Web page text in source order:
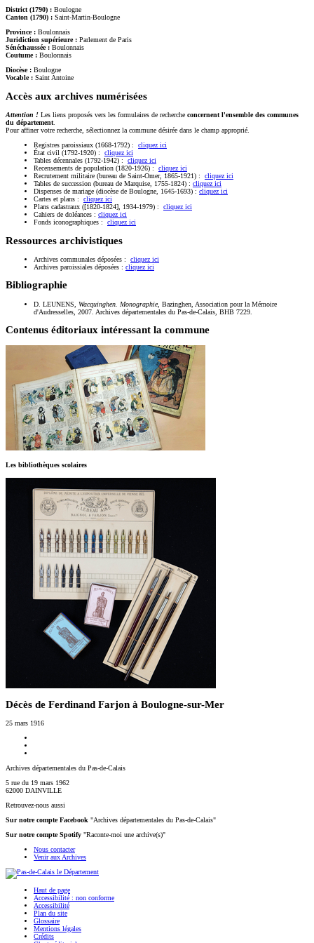
District (1790) : Boulogne
Canton (1790) : Saint-Martin-Boulogne
Province : Boulonnais
Juridiction supérieure : Parlement de Paris
Sénéchaussée : Boulonnais
Coutume : Boulonnais
Diocèse : Boulogne
Vocable : Saint Antoine
Accès aux archives numérisées
Attention ! Les liens proposés vers les formulaires de recherche concernent l'ensemble des communes
du département
Pour affiner votre recherche, sélectionnez la commune désirée dans le champ approprié.
Registres paroissiaux (1668-1792) : cliquez ici
État civil (1792-1920) : cliquez ici
Tables décennales (1792-1942) : cliquez ici
Recensements de population (1820-1926) : cliquez ici
Recrutement militaire (bureau de Saint-Omer, 1865-1921) : cliquez ici
Tables de succession (bureau de Marquise, 1755-1824) : cliquez ici
Dispenses de mariage (diocèse de Boulogne, 1645-1693) : cliquez ici
Cartes et plans : cliquez ici
Plans cadastraux ([1820-1824], 1934-1979) : cliquez ici
Cahiers de doléances : cliquez ici
Fonds iconographiques : cliquez ici
Ressources archivistiques
Archives communales déposées : cliquez ici
Archives paroissiales déposées : cliquez ici
Bibliographie
D. LEUNENS, Wacquinghen. Monographie, Bazinghen, Association pour la Mémoire
d'Audresselles, 2007. Archives départementales du Pas-de-Calais, BHB 7229.
Contenus éditoriaux intéressant la commune
Les bibliothèques scolaires
Décès de Ferdinand Farjon à Boulogne-sur-Mer
25 mars 1916
Archives départementales du Pas-de-Calais
5 rue du 19 mars 1962
62000 DAINVILLE
Retrouvez-nous aussi
Sur notre compte Facebook "Archives départementales du Pas-de-Calais"
Sur notre compte Spotify "Raconte-moi une archive(s)"
Nous contacter
Venir aux Archives
Haut de page
Accessibilité : non conforme
Accessibilité
Plan du site
Glossaire
Mentions légales
Crédits